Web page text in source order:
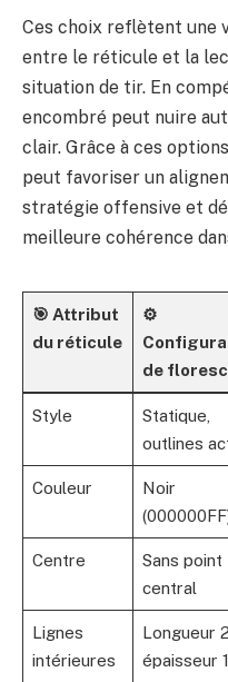
Ces choix reflètent une
entre le réticule et la
situation de tir. En
encombré peut nuire
clair. Grâce à ces
peut favoriser un
stratégie offensive et
meilleure cohérence
🎯 Attribut
du réticule
⚙️
de
Style
Statique,
outlines
Couleur
Noir
Centre
Sans point
central
Lignes
intérieures
Longueur 2,
épaisseur 1,